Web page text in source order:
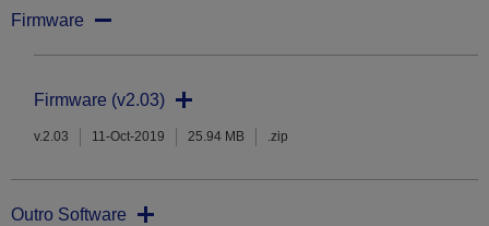
Firmware
Firmware (v2.03)
v.2.03 11-Oct-2019 25.94 MB .zip
Outro Software